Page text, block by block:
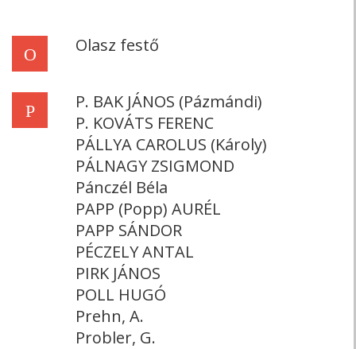
O Olasz festő
P
P. BAK JÁNOS (Pázmándi)
P. KOVÁTS FERENC
PÁLLYA CAROLUS (Károly)
PÁLNAGY ZSIGMOND
Pánczél Béla
PAPP (Popp) AURÉL
PAPP SÁNDOR
PÉCZELY ANTAL
PIRK JÁNOS
POLL HUGÓ
Prehn, A.
Probler, G.